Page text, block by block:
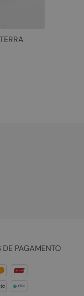
DE PAGAMENTO